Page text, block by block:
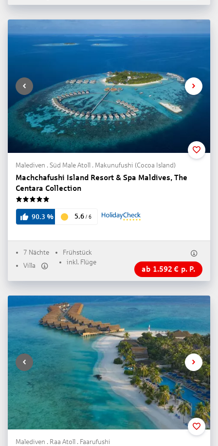
Malediven . Süd Male Atoll . Makunufushi (Cocoa Island)
Machchafushi Island Resort & Spa Maldives, The
Centara Collection
5
90.3 % 5.6 / 6
7 Nächte
Frühstück
Villa
inkl. Flüge
ab 1.592 € p. P.
Malediven . Raa Atoll . Faarufushi